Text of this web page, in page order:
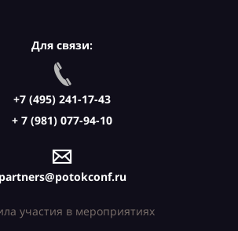
Для связи:
+7 (495) 241-17-43
+ 7 (981) 077-94-10
partners@potokconf.ru
участия в мероприятиях